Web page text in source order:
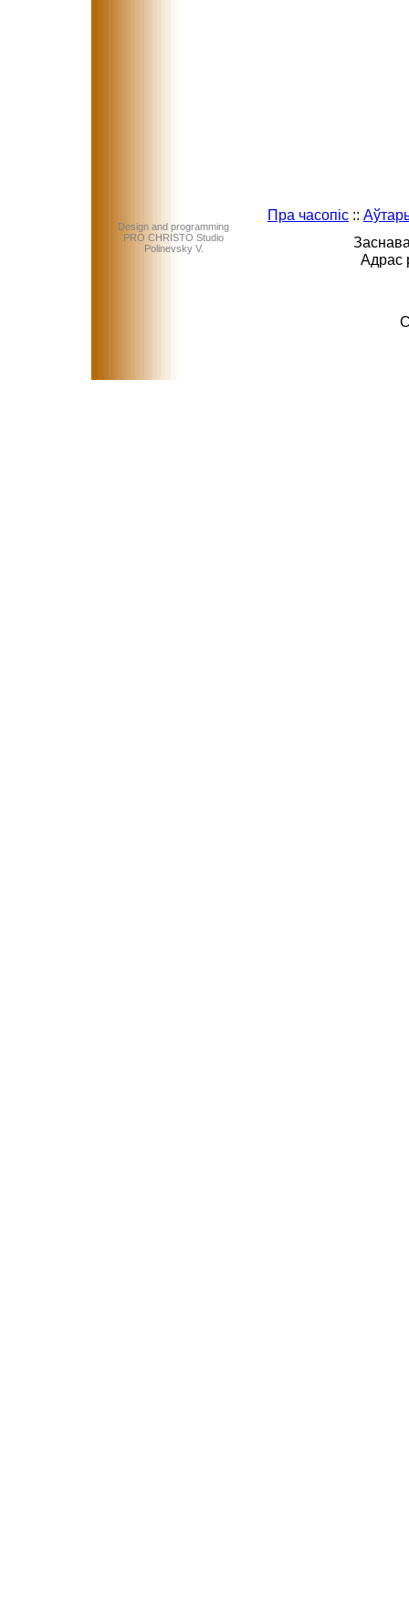
Design and programming
PRO CHRISTO Studio
Polinevsky V.
Пра часопіс ::
Адрас